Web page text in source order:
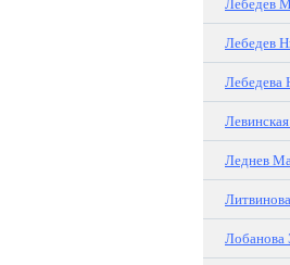
Лебедев
Лебедев
Лебедева
Леднев
Лобанова